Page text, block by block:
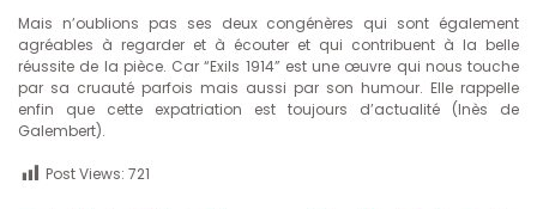
Mais n’oublions pas ses deux congénères qui sont également
agréables à regarder et à écouter et qui contribuent à la belle
réussite de la pièce. Car “Exils 1914” est une œuvre qui nous touche
par sa cruauté parfois mais aussi par son humour. Elle rappelle
enfin que cette expatriation est toujours d’actualité (Inès de
Galembert).
Post Views: 721